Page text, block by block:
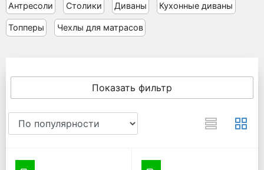
Антресоли Столики Диваны Кухонные диваны
Топперы Чехлы для матрасов
Показать фильтр